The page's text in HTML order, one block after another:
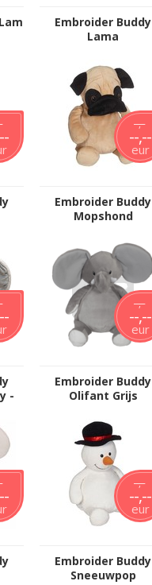
Embroider Buddy
Lama
Embroider Buddy
Mopshond
--,--
--,--
eur
-
Embroider Buddy
Olifant Grijs
--,--
--,--
eur
Embroider Buddy
Sneeuwpop
--,--
--,--
eur